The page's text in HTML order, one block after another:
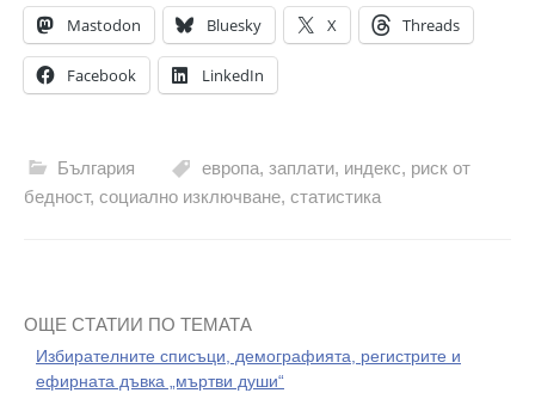
Mastodon Bluesky X Threads
Facebook LinkedIn
България европа, заплати, индекс, риск от
бедност, социално изключване, статистика
ОЩЕ СТАТИИ ПО ТЕМАТА
Избирателните списъци, демографията, регистрите и
ефирната дъвка „мъртви души“